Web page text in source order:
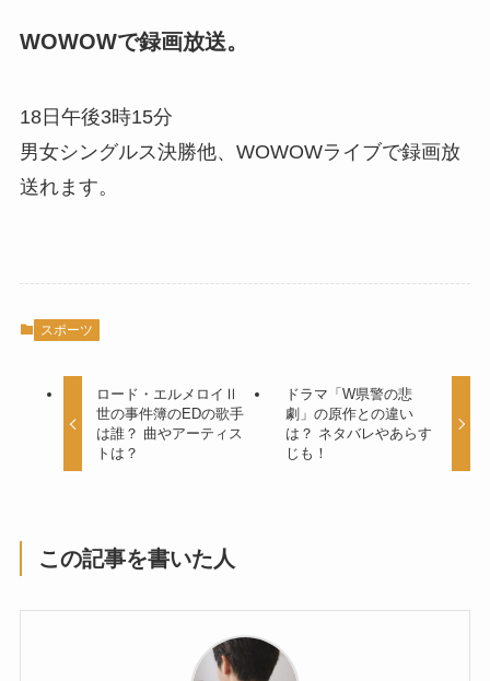
WOWOWで録画放送。
18日午後3時15分
男女シングルス決勝他、WOWOWライブで録画放
送れます。
スポーツ
ロード・エルメロイⅡ
世の事件簿のEDの歌手
は誰？ 曲やアーティス
トは？
ドラマ「W県警の悲
劇」の原作との違い
は？ ネタバレやあらす
じも！
この記事を書いた人